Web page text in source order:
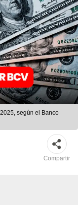
según el Banco
Compartir